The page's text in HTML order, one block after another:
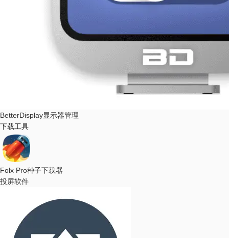
BetterDisplay显示器管理
下载工具
Folx Pro种子下载器
投屏软件